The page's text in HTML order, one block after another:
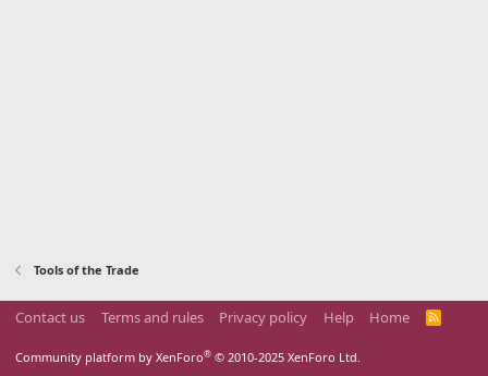
Tools of the Trade
Contact us Terms and rules Privacy policy Help Home
R
Community platform by XenForo® © 2010-2025 XenForo Ltd.